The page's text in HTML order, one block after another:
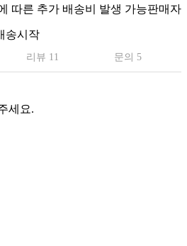
따른 추가 배송비 발생 가능판매자
송시작
리뷰 11 문의 5
세요.